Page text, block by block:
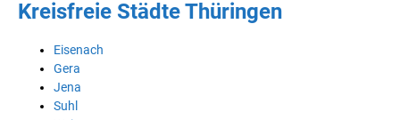
Kreisfreie Städte Thüringen
Eisenach
Gera
Jena
Suhl